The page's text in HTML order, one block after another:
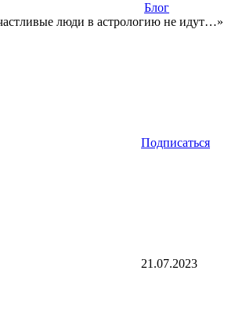
Блог
люди в астрологию не идут…»
Подписаться
21.07.2023